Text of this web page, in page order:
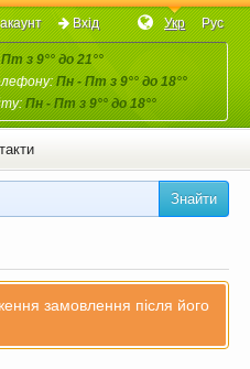
з 9°° до 21°°
Пн - Пт з 9°° до 18°°
Пн - Пт з 9°° до 18°°
Укр Рус
Вхід
Знайти
замовлення після його